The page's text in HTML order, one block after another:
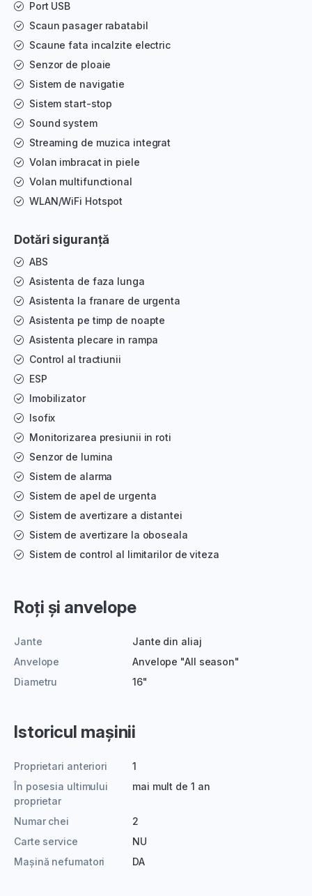
Port USB
Scaun pasager rabatabil
Scaune fata incalzite electric
Senzor de ploaie
Sistem de navigatie
Sistem start-stop
Sound system
Streaming de muzica integrat
Volan imbracat in piele
Volan multifunctional
WLAN/WiFi Hotspot
Dotări siguranță
ABS
Asistenta de faza lunga
Asistenta la franare de urgenta
Asistenta pe timp de noapte
Asistenta plecare in rampa
Control al tractiunii
ESP
Imobilizator
Isofix
Monitorizarea presiunii in roti
Senzor de lumina
Sistem de alarma
Sistem de apel de urgenta
Sistem de avertizare a distantei
Sistem de avertizare la oboseala
Sistem de control al limitarilor de viteza
Roți și anvelope
Jante
Jante din aliaj
Anvelope
Anvelope "All season"
Diametru
16"
Istoricul mașinii
Proprietari anteriori
1
În posesia ultimului
proprietar
mai mult de 1 an
Numar chei
2
Carte service
NU
Mașină nefumatori
DA